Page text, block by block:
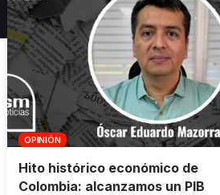
OPINIÓN
Hito histórico económico de
Colombia: alcanzamos un PIB